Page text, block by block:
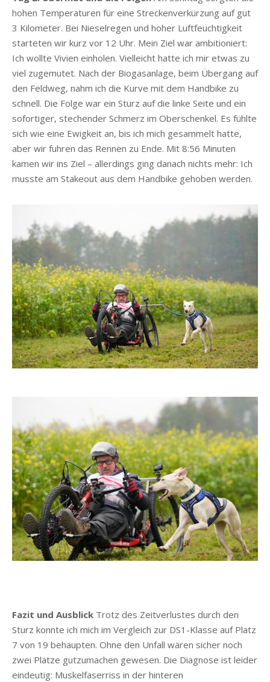
hohen Temperaturen für eine Streckenverkürzung auf gut
3 Kilometer. Bei Nieselregen und hoher Luftfeuchtigkeit
starteten wir kurz vor 12 Uhr. Mein Ziel war ambitioniert:
Ich wollte Vivien einholen. Vielleicht hatte ich mir etwas zu
viel zugemutet. Nach der Biogasanlage, beim Übergang auf
den Feldweg, nahm ich die Kurve mit dem Handbike zu
schnell. Die Folge war ein Sturz auf die linke Seite und ein
sofortiger, stechender Schmerz im Oberschenkel. Es fühlte
sich wie eine Ewigkeit an, bis ich mich gesammelt hatte,
aber wir fuhren das Rennen zu Ende. Mit 8:56 Minuten
kamen wir ins Ziel – allerdings ging danach nichts mehr: Ich
musste am Stakeout aus dem Handbike gehoben werden.
Fazit und Ausblick Trotz des Zeitverlustes durch den
Sturz konnte ich mich im Vergleich zur DS1-Klasse auf Platz
7 von 19 behaupten. Ohne den Unfall wären sicher noch
zwei Plätze gutzumachen gewesen. Die Diagnose ist leider
eindeutig: Muskelfaserriss in der hinteren